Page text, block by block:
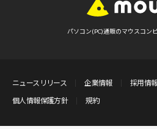
パソコン(PC)通販のマウスコン
ニュースリリース 企業情報
採用情
個人情報保護方針
規約